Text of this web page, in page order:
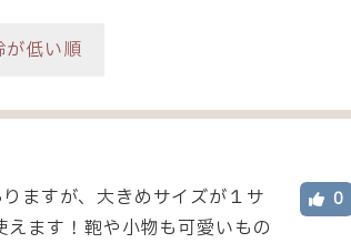
が低い順
0
ますが、大きめサイズが１サ
ます！鞄や小物も可愛いもの